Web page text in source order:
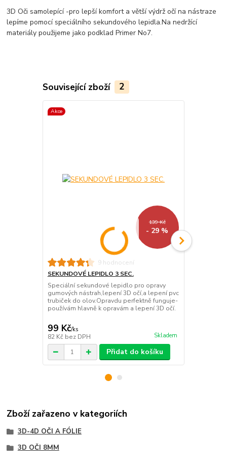
3D Oči samolepící -pro lepší komfort a větší výdrž očí na nástraze
lepíme pomocí speciálního sekundového lepidla.Na nedržící
materiály použijeme jako podklad Primer No7.
Související zboží 2
Akce
139 Kč
- 29 %
9 hodnocení
SEKUNDOVÉ LEPIDLO 3 SEC.
Speciální sekundové lepidlo pro opravy
gumových nástrah,lepení 3D očí,a lepení pvc
trubiček do olov.Opravdu perfektně funguje-
používám hlavně k opravám a lepení 3D očí.
99 Kč/ks
82 Kč bez DPH Skladem
Přidat do košíku
Zboží zařazeno v kategoriích
3D-4D OČI A FÓLIE
3D OČI 8MM